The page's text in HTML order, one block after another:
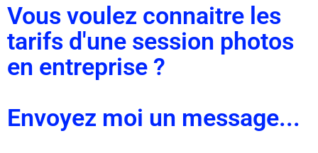
Vous voulez connaitre les
tarifs d'une session photos
en entreprise ?
Envoyez moi un message...